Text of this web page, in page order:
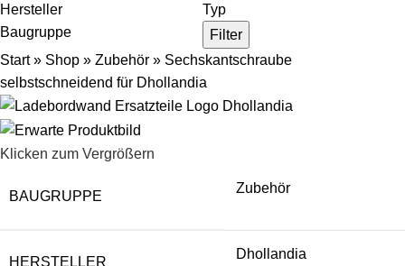
Hersteller
Typ
Baugruppe
Filter
Start» Shop » Zubehör » Sechskantschraube
selbstschneidend für Dhollandia
Klicken zum Vergrößern
BAUGRUPPE
Zubehör
HERSTELLER
Dhollandia